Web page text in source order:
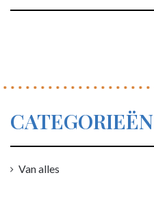
CATEGORIEËN
Van alles